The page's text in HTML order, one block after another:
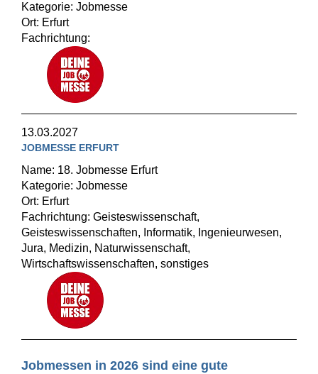
Kategorie: Jobmesse
Ort: Erfurt
Fachrichtung:
13.03.2027
JOBMESSE ERFURT
Name: 18. Jobmesse Erfurt
Kategorie: Jobmesse
Ort: Erfurt
Fachrichtung: Geisteswissenschaft,
Geisteswissenschaften, Informatik, Ingenieurwesen,
Jura, Medizin, Naturwissenschaft,
Wirtschaftswissenschaften, sonstiges
Jobmessen in 2026 sind eine gute